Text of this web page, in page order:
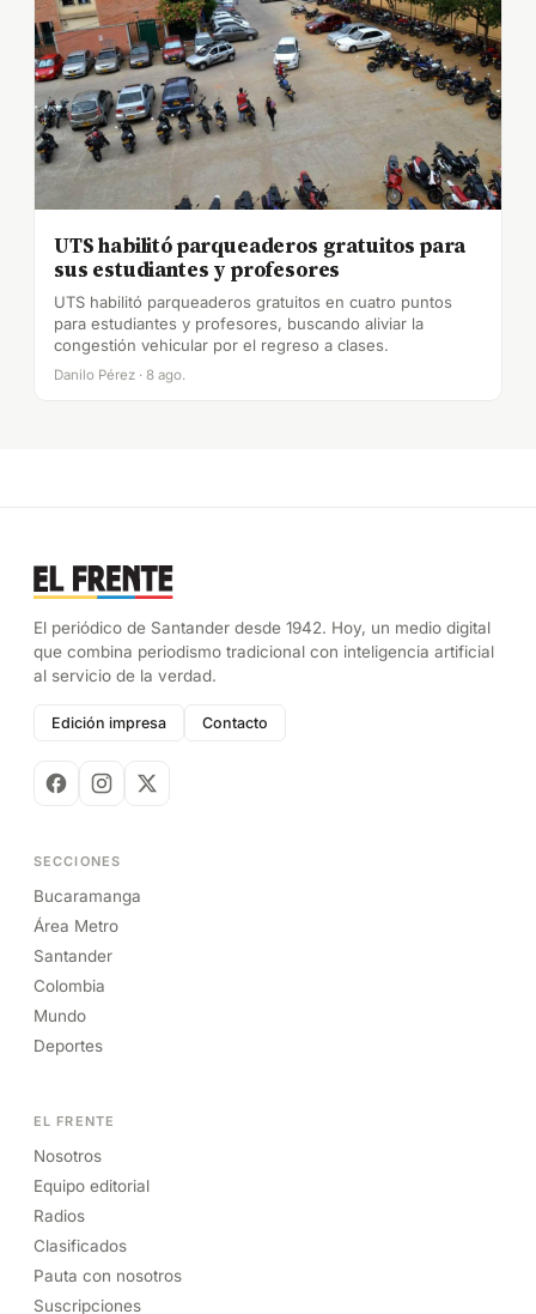
UTS habilitó parqueaderos gratuitos para
sus estudiantes y profesores
UTS habilitó parqueaderos gratuitos en cuatro puntos
para estudiantes y profesores, buscando aliviar la
congestión vehicular por el regreso a clases.
Danilo Pérez · 8 ago.
El periódico de Santander desde 1942. Hoy, un medio digital
que combina periodismo tradicional con inteligencia artificial
al servicio de la verdad.
Edición impresa Contacto
SECCIONES
Bucaramanga
Área Metro
Santander
Colombia
Mundo
Deportes
EL FRENTE
Nosotros
Equipo editorial
Radios
Clasificados
Pauta con nosotros
Suscripciones